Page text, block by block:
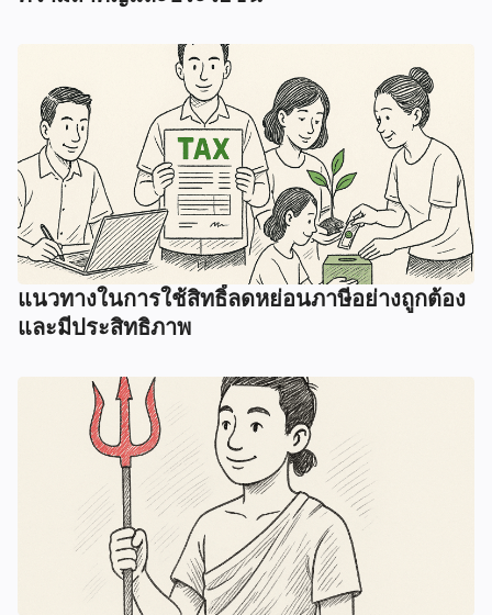
แนวทางในการใช้สิทธิ์ลดหย่อนภาษีอย่างถูกต้อง
และมีประสิทธิภาพ